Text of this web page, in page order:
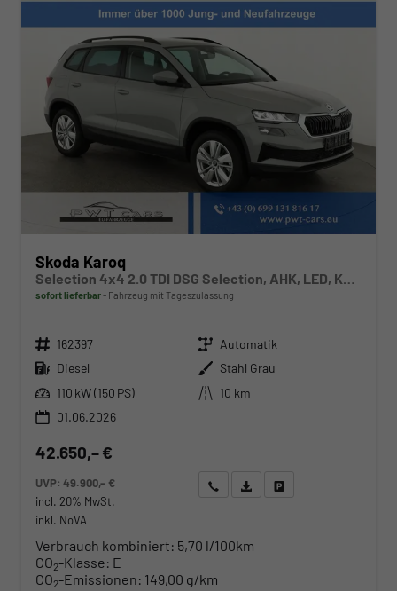
Skoda Karoq
Selection 4x4 2.0 TDI DSG Selection, AHK, LED, Kamera, Winter, 4 J.-Garantie
sofort lieferbar Fahrzeug mit Tageszulassung
Fahrzeugnr. 162397 Getriebe Automatik
Kraftstoff Diesel Außenfarbe Stahl Grau
Leistung 110 kW (150 PS) Kilometerstand
10 km
01.06.2026
42.650,– €
UVP:49.900,– €
incl. 20% MwSt.
inkl. NoVA
Wir rufen Sie anAngebot drucken (PDF)
Verbrauch kombiniert: 5,70 l/100km
CO2-Klasse: E
CO2-Emissionen: 149,00 g/km